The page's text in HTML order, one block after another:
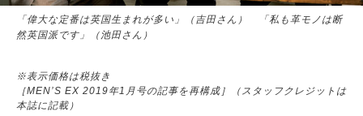
「偉大な定番は英国生まれが多い」（吉田さん） 「私も革モノは断
然英国派です」（池田さん）
※表示価格は税抜き
［MEN’S EX 2019年1月号の記事を再構成］（スタッフクレジットは
本誌に記載）